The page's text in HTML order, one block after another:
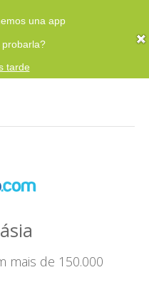
una app
tarde
mais de 150.000